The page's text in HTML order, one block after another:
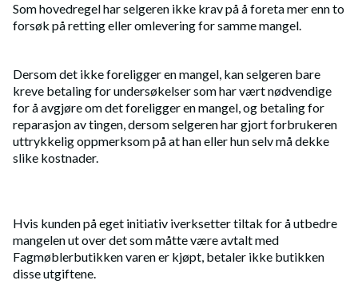
Som hovedregel har selgeren ikke krav på å foreta mer enn to
forsøk på retting eller omlevering for samme mangel.
Dersom det ikke foreligger en mangel, kan selgeren bare
kreve betaling for undersøkelser som har vært nødvendige
for å avgjøre om det foreligger en mangel, og betaling for
reparasjon av tingen, dersom selgeren har gjort forbrukeren
uttrykkelig oppmerksom på at han eller hun selv må dekke
slike kostnader.
Hvis kunden på eget initiativ iverksetter tiltak for å utbedre
mangelen ut over det som måtte være avtalt med
Fagmøblerbutikken varen er kjøpt, betaler ikke butikken
disse utgiftene.